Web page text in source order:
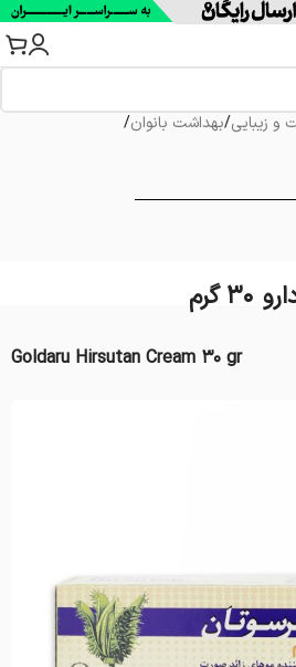
و زیبایی/بهداشت بانوان/
گرم
Goldaru Hirsutan Cream 30 gr